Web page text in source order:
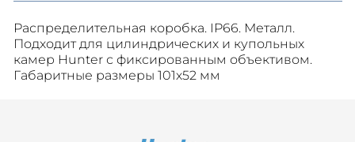
Распределительная коробка. IP66. Металл.
Подходит для цилиндрических и купольных
камер Hunter с фиксированным объективом.
Габаритные размеры 101х52 мм